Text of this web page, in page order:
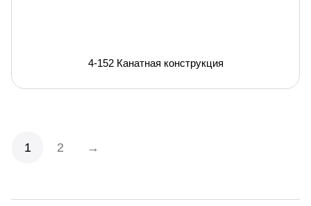
4-152 Канатная конструкция
1 2 →